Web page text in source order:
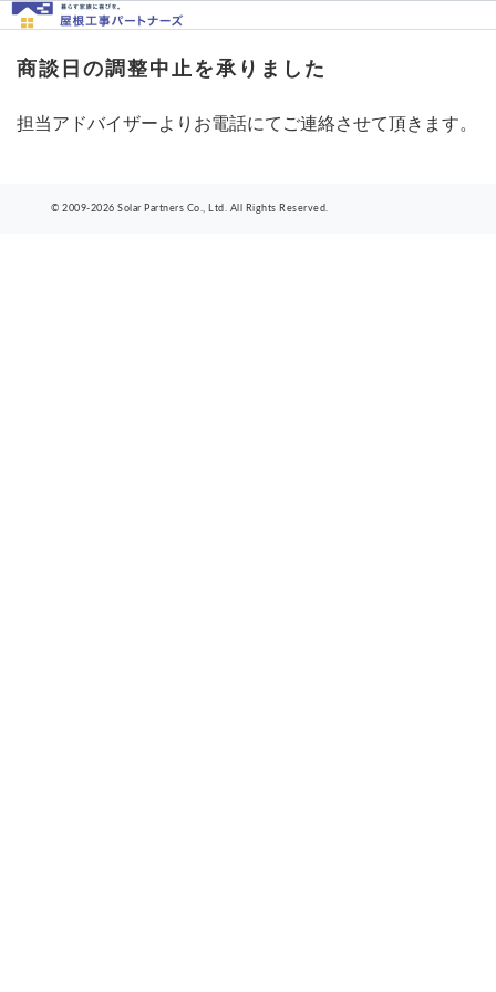
商談日の調整中止を承りました
担当アドバイザーよりお電話にてご連絡させて頂きます。
© 2009-2026 Solar Partners Co., Ltd. All Rights Reserved.